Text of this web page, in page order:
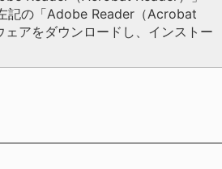
記の「Adobe Reader（Acrobat
アをダウンロードし、インストー